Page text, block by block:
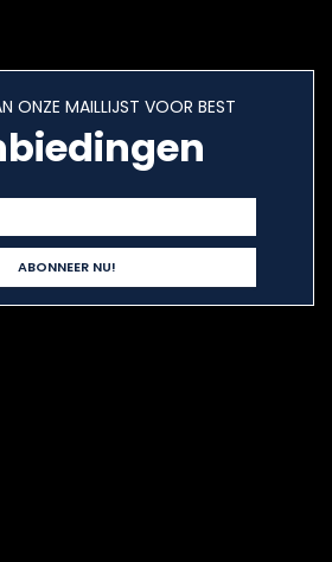
ONZE MAILLIJST VOOR BEST